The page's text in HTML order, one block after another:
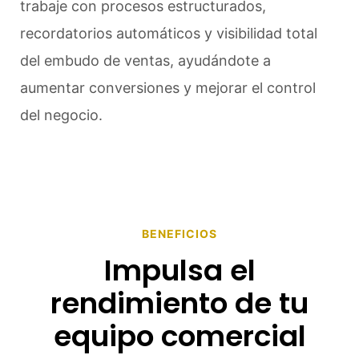
trabaje con procesos estructurados,
recordatorios automáticos y visibilidad total
del embudo de ventas, ayudándote a
aumentar conversiones y mejorar el control
del negocio.
BENEFICIOS
Impulsa el
rendimiento de tu
equipo comercial